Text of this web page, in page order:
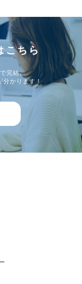
こちら
完結。
分かります！